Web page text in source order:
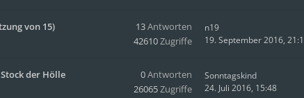
von 15)
13Antworten
42610Zugriffe
n19
19. September 2016,
der Hölle
0Antworten
26065Zugriffe
Sonntagskind
24. Juli 2016, 15:48